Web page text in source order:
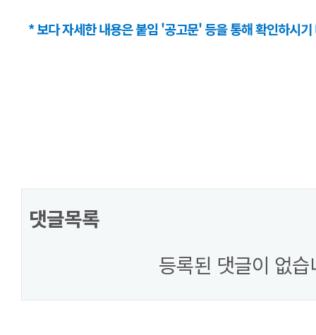
* 보다 자세한 내용은 붙임 '공고문' 등을 통해 확인하시
댓글목록
등록된 댓글이 없습